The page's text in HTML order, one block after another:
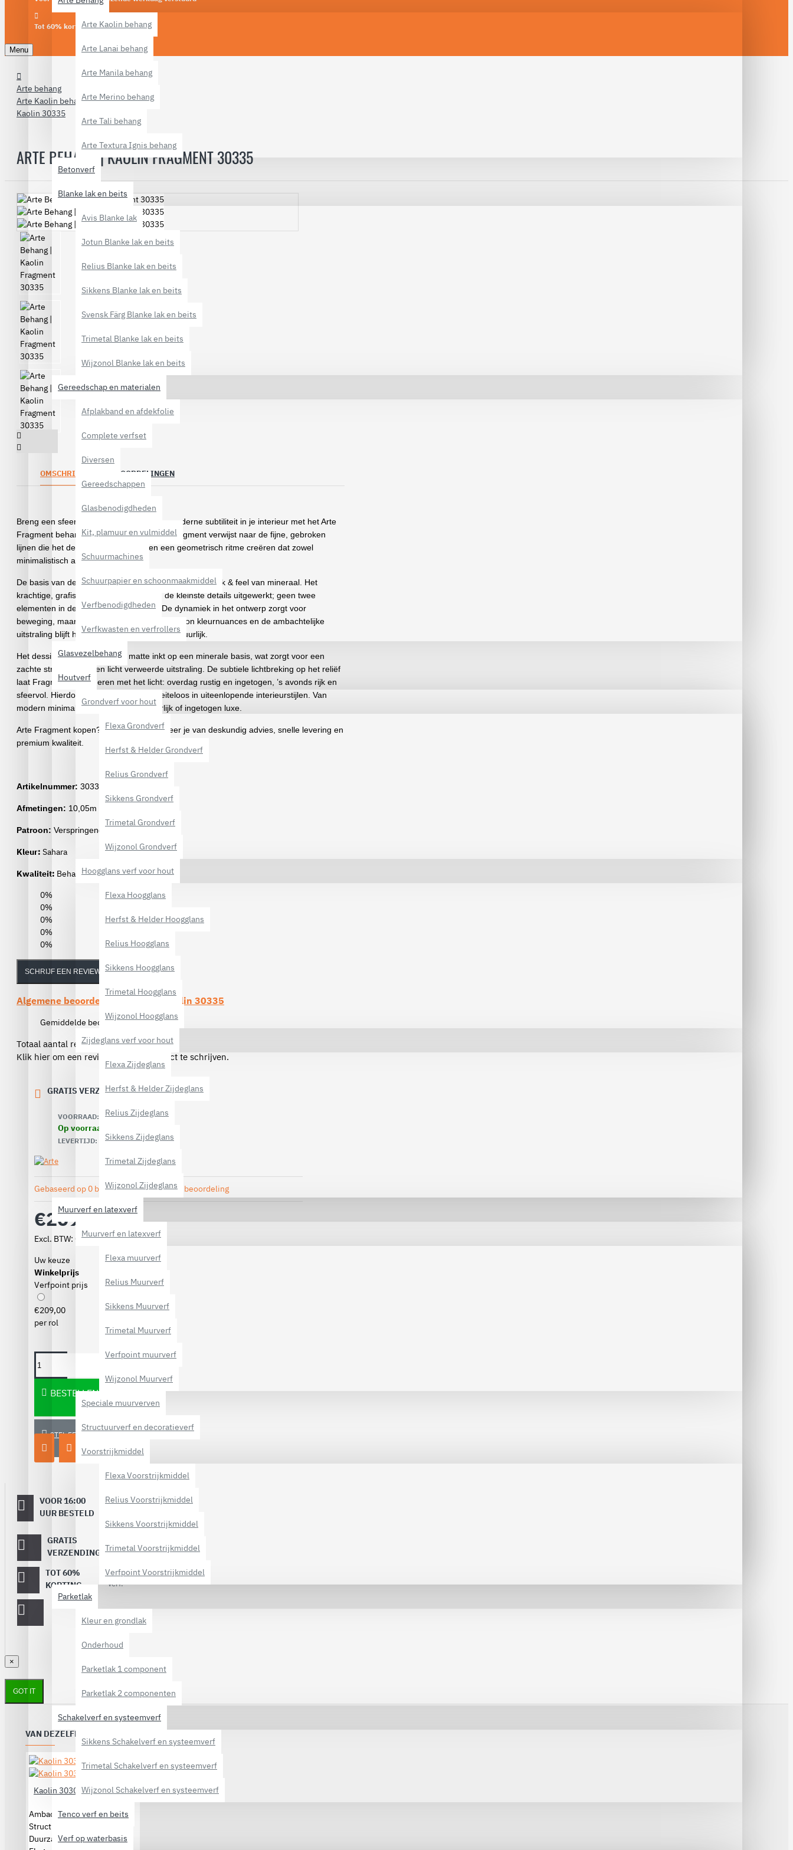
Arte Kaolin behang
Arte Lanai behang
Arte Manila behang
Arte Merino behang
Arte Tali behang
Arte Textura Ignis behang
Betonverf
Blanke lak en beits
Avis Blanke lak
Jotun Blanke lak en beits
Relius Blanke lak en beits
Sikkens Blanke lak en beits
Svensk Färg Blanke lak en beits
Trimetal Blanke lak en beits
Wijzonol Blanke lak en beits
Gereedschap en materialen
Afplakband en afdekfolie
Complete verfset
Diversen
Gereedschappen
Glasbenodigdheden
Kit, plamuur en vulmiddel
Schuurmachines
Schuurpapier en schoonmaakmiddel
Verfbenodigdheden
Verfkwasten en verfrollers
Glasvezelbehang
Houtverf
Grondverf voor hout
Flexa Grondverf
Herfst & Helder Grondverf
Relius Grondverf
Sikkens Grondverf
Trimetal Grondverf
Wijzonol Grondverf
Hoogglans verf voor hout
Flexa Hoogglans
Herfst & Helder Hoogglans
Relius Hoogglans
Sikkens Hoogglans
Trimetal Hoogglans
Wijzonol Hoogglans
Zijdeglans verf voor hout
Flexa Zijdeglans
Herfst & Helder Zijdeglans
Relius Zijdeglans
Sikkens Zijdeglans
Trimetal Zijdeglans
Wijzonol Zijdeglans
Muurverf en latexverf
Muurverf en latexverf
Flexa muurverf
Relius Muurverf
Sikkens Muurverf
Trimetal Muurverf
Verfpoint muurverf
Wijzonol Muurverf
Speciale muurverven
Structuurverf en decoratieverf
Voorstrijkmiddel
Flexa Voorstrijkmiddel
Relius Voorstrijkmiddel
Sikkens Voorstrijkmiddel
Trimetal Voorstrijkmiddel
Verfpoint Voorstrijkmiddel
Parketlak
Kleur en grondlak
Onderhoud
Parketlak 1 component
Parketlak 2 componenten
Schakelverf en systeemverf
Sikkens Schakelverf en systeemverf
Trimetal Schakelverf en systeemverf
Wijzonol Schakelverf en systeemverf
Tenco verf en beits
Verf op waterbasis
Tot 60% korting
Menu
Arte behang
Arte Kaolin behang
Kaolin 30335
ARTE BEHANG | KAOLIN FRAGMENT 30335
OMSCHRIJVING BEOORDELINGEN
Breng een sfeer van verfijnde textuur en moderne subtiliteit in je interieur met hetArte
Fragment behang uit deKaolin-collectie.Fragment verwijst naar de fijne, gebroken
lijnen die het dessin karakteriseren en een geometrisch ritme creëren dat zowel
minimalistisch als elegant oogt.
De basis van dessin Fragment heeft de realistische look & feel van mineraal. Het
krachtige, grafische patroon werd tot in de kleinste details uitgewerkt; geen twee
elementen in de tekening zijn identiek. De dynamiek in het ontwerp zorgt voor
beweging, maar dankzij de zachte toon-op-toon kleurnuances en de ambachtelijke
uitstraling blijft het geheel evenwichtig en natuurlijk.
Het dessin wordt gedrukt met matte inkt op een minerale basis, wat zorgt voor een
zachte structuur en een licht verweerde uitstraling. De subtiele lichtbreking op het reliëf
laat Fragment veranderen met het licht: overdag rustig en ingetogen, ’s avonds rijk en
sfeervol. Hierdoor past het behang moeiteloos in uiteenlopende interieurstijlen. Van
modern minimalistisch tot warm, natuurlijk of ingetogen luxe.
Arte Fragment kopen?
Bij Verfpoint profiteer je van deskundig advies, snelle levering en
premium kwaliteit.
Artikelnummer: 30335
Afmetingen: 10,05m lang x 70cm breed
Patroon: Verspringende aanzet 64/32cm
Kleur: Sahara
Kwaliteit: Behang op vlies
0%
0%
0%
0%
0%
SCHRIJF EEN REVIEW
Algemene beoordelingen van de Kaolin 30335
Gemiddelde beoordeling:(0)
Totaal aantal reviews (0)
Klik hier om een review over dit product te schrijven.
GRATIS VERZENDING VANAF € 40,00
VOORRAAD:
Op voorraad
LEVERTIJD: 3-5 werkdagen
Gebaseerd op 0 beoordeling(en).-Geef beoordeling
€209,00
Excl. BTW: €172,73
Uw keuze
Winkelprijs
Verfpoint prijs
€209,00
per rol
BESTELLEN
STEL EEN VRAAG
VOOR 16:00
UUR BESTELD
Dezelfde
verstuurd
GRATIS
VERZENDING
40,-
TOT 60%
KORTING
Op topmerken
verf!
×
GOT IT
VAN DEZELFDE CATEGORIE
Kaolin 30300
Ambachtelijk design
Structuurrijk reliëf
Duurzame hoogwaardige kwaliteit